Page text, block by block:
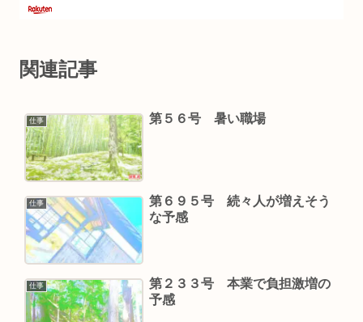
関連記事
仕事 第５６号 暑い職場
仕事
第６９５号 続々人が増えそう
な予感
仕事
第２３３号 本業で負担激増の
予感